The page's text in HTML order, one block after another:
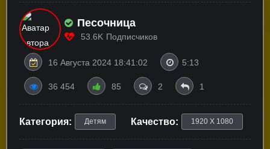
Песочница
53.6K Подписчиков
16 Августа 2024 18:41:02 5:13
36 454 85 2 1
Категория: Детям Качество: 1920 X 1080